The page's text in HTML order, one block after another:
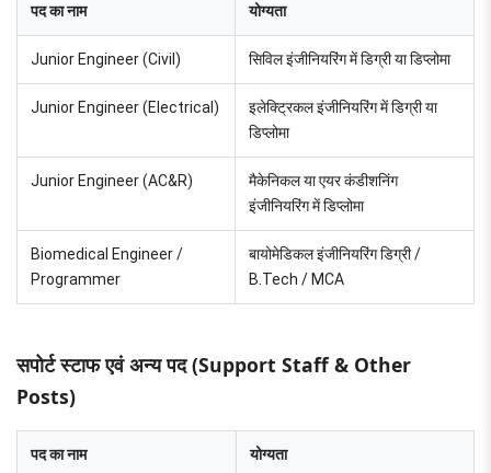
पद का नाम योग्यता
Junior Engineer (Civil) सिविल इंजीनियरिंग में डिग्री या डिप्लोमा
Junior Engineer (Electrical)
इलेक्ट्रिकल इंजीनियरिंग में डिग्री या
डिप्लोमा
Junior Engineer (AC&R)
मैकेनिकल या एयर कंडीशनिंग
इंजीनियरिंग में डिप्लोमा
Biomedical Engineer /
Programmer
बायोमेडिकल इंजीनियरिंग डिग्री /
B.Tech / MCA
सपोर्ट स्टाफ एवं अन्य पद (Support Staff & Other
Posts)
पद का नाम योग्यता